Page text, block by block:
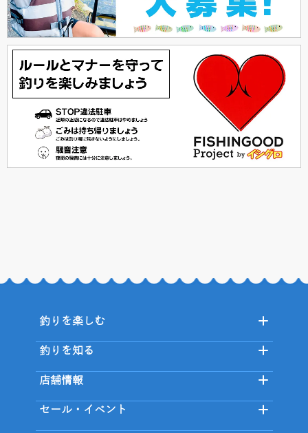
釣りを楽しむ
釣りを知る
店舗情報
セール・イベント